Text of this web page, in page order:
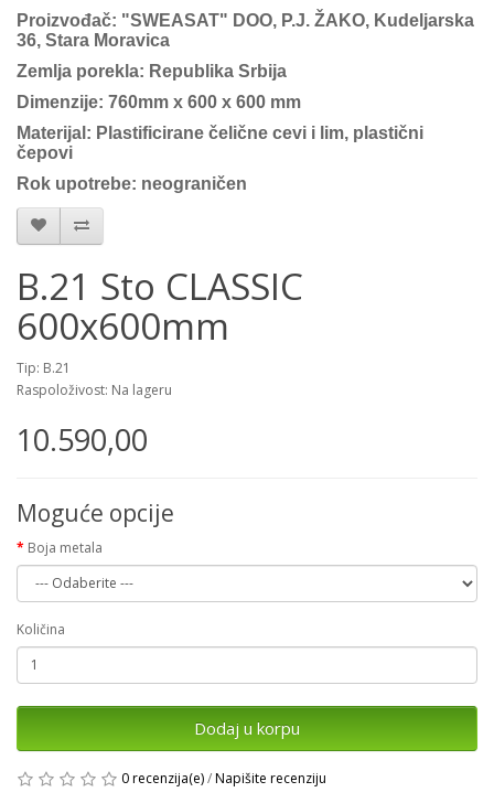
Proizvođač: "SWEASAT" DOO, P.J. ŽAKO, Kudeljarska
36, Stara Moravica
Zemlja porekla: Republika Srbija
Dimenzije: 760mm x 600 x 600 mm
Materijal: Plastificirane čelične cevi i lim, plastični
čepovi
Rok upotrebe: neograničen
B.21 Sto CLASSIC
600x600mm
Tip: B.21
Raspoloživost: Na lageru
10.590,00
Moguće opcije
Boja metala
Količina
Dodaj u korpu
0 recenzija(e)/Napišite recenziju